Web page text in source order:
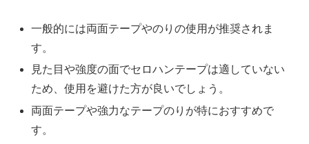
一般的には両面テープやのりの使用が推奨されま
す。
見た目や強度の面でセロハンテープは適していない
ため、使用を避けた方が良いでしょう。
両面テープや強力なテープのりが特におすすめで
す。